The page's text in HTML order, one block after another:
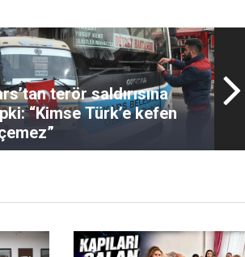
terör saldırısına
“Kimse Türk’e kefen